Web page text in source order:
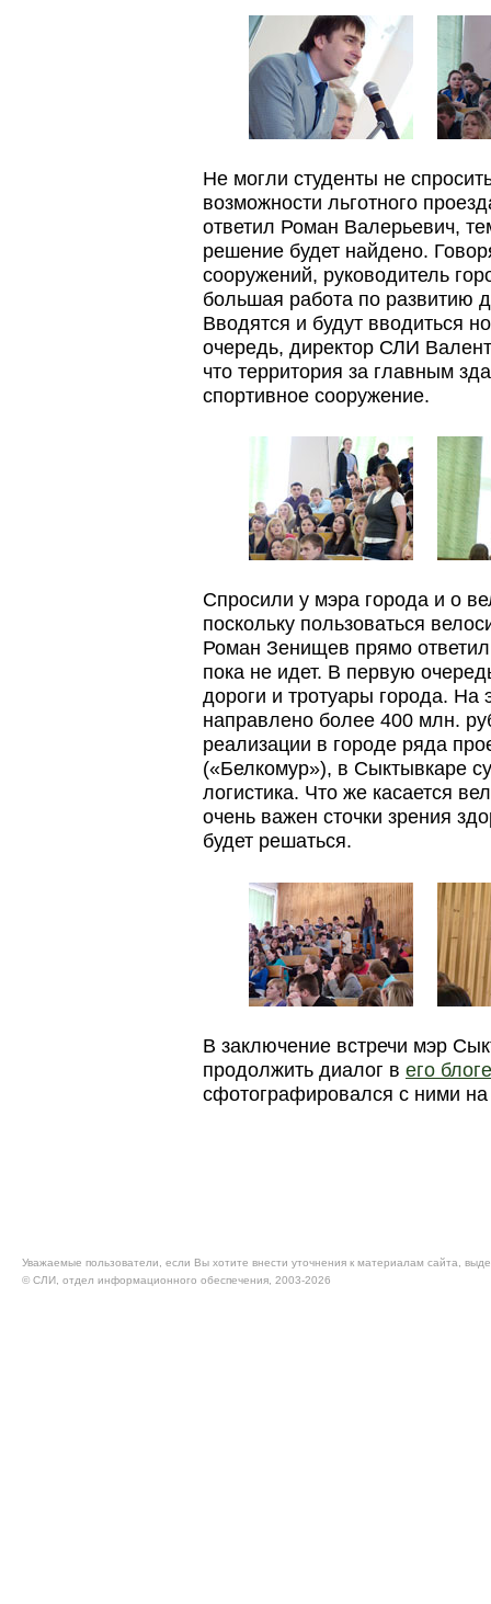
Не могли студенты не
возможности льготного
ответил Роман Валерьевич,
решение будет найдено.
сооружений, руководитель
большая работа по развитию
Вводятся и будут вводиться
очередь, директор СЛИ
что территория за главным
спортивное сооружение.
Спросили у мэра города и о
поскольку пользоваться
Роман Зенищев прямо
пока не идет. В первую
дороги и тротуары города. На
направлено более 400 млн.
реализации в городе ряда
(«Белкомур»), в Сыктывкаре
логистика. Что же касается
очень важен сточки зрения
будет решаться.
В заключение встречи мэр
продолжить диалог в его блоге
сфотографировался с ними
Уважаемые пользователи, если Вы хотите внести уточнения к материалам сайта,
© CЛИ, отдел информационного обеспечения, 2003-2026